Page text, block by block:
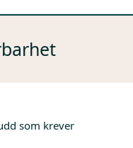
som krever